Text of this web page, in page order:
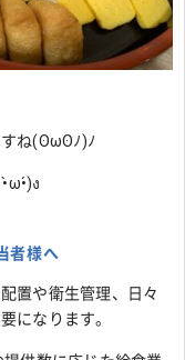
すね(ʘωʘﾉ)ﾉ
ง
者様へ
置や衛生管理、日々
になります。